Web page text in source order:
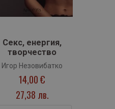
Секс, енергия,
творчество
Игор Незовибатко
14,00 €
27,38 лв.